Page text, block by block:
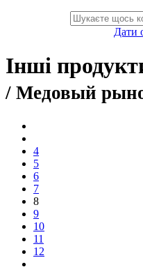
Дати
Інші
/ Медовый
4
5
6
7
8
9
10
11
12